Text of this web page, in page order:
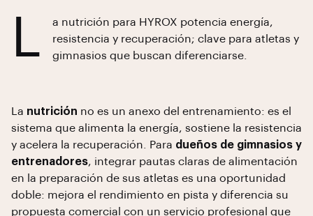
L
a nutrición para HYROX potencia energía,
resistencia y recuperación; clave para atletas y
gimnasios que buscan diferenciarse.
La nutrición no es un anexo del entrenamiento: es el
sistema que alimenta la energía, sostiene la resistencia
y acelera la recuperación. Para dueños de gimnasios y
entrenadores, integrar pautas claras de alimentación
en la preparación de sus atletas es una oportunidad
doble: mejora el rendimiento en pista y diferencia su
propuesta comercial con un servicio profesional que